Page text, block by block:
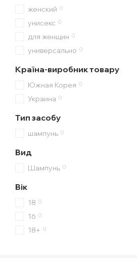
женский 0
унисекс 0
для женщин 0
универсально 0
Країна-виробник товару
Южная Корея 0
Украина 0
Тип засобу
шампунь 0
Вид
Шампунь 0
Вік
18 0
16 0
18+ 0